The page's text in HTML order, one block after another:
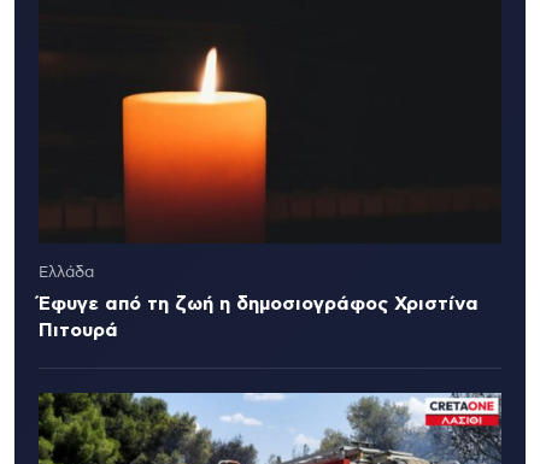
Ελλάδα
Έφυγε από τη ζωή η δημοσιογράφος Χριστίνα
Πιτουρά